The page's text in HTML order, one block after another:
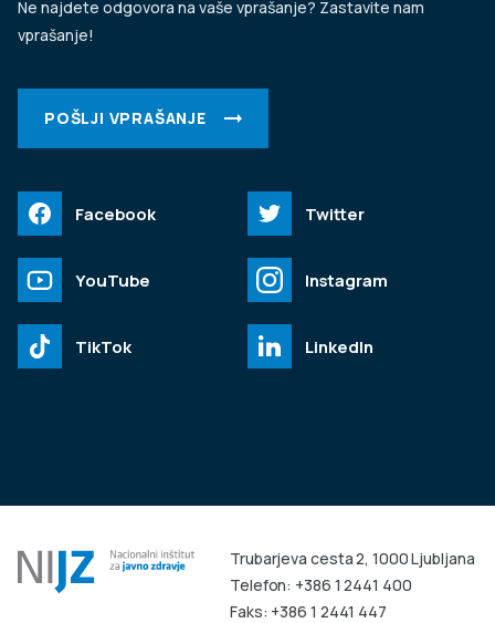
Trubarjeva cesta 2, 1000 Ljubljana
Telefon: +386 1 2441 400
Faks: +386 1 2441 447
Ne najdete odgovora na vaše vprašanje? Zastavite nam
vprašanje!
POŠLJI VPRAŠANJE
Facebook Twitter
YouTube Instagram
TikTok LinkedIn